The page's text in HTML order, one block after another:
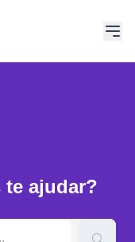
te ajudar?